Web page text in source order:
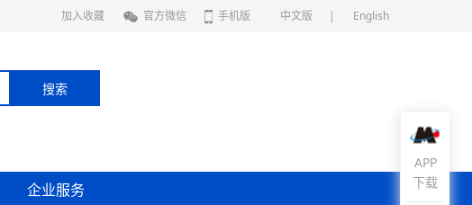
加入收藏 官方微信 手机版 中文版 | English
企业服务
APP
下载